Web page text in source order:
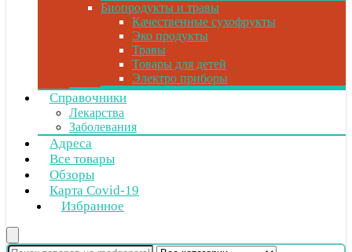
Биопродукты и травы
Качественные сухофрукты
Эко продукты
Травы
Товары для детей
Электро приборы
Справочники
Лекарства
Заболевания
Адреса
Все товары
Обзоры
Карта Covid-19
Избранное